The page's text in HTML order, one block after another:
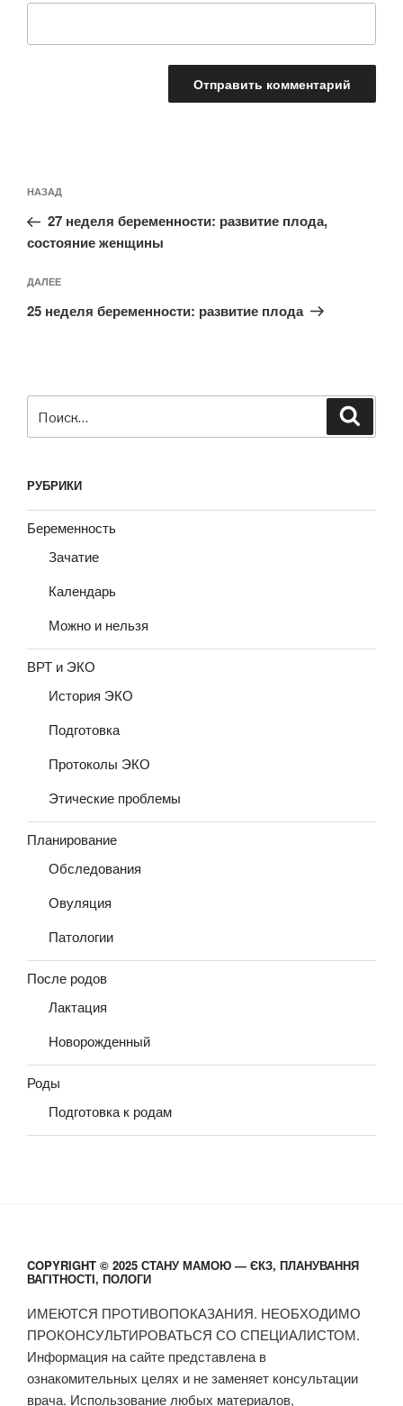
по
записям
Предыдущая
запись:
НАЗАД
27 неделя беременности: развитие плода,
состояние женщины
Следующая
запись
ДАЛЕЕ
25 неделя беременности: развитие плода
РУБРИКИ
Беременность
Зачатие
Календарь
Можно и нельзя
ВРТ и ЭКО
История ЭКО
Подготовка
Протоколы ЭКО
Этические проблемы
Планирование
Обследования
Овуляция
Патологии
После родов
Лактация
Новорожденный
Роды
Подготовка к родам
COPYRIGHT © 2025 СТАНУ МАМОЮ — ЄКЗ, ПЛАНУВАННЯ
ВАГІТНОСТІ, ПОЛОГИ
ИМЕЮТСЯ ПРОТИВОПОКАЗАНИЯ. НЕОБХОДИМО
ПРОКОНСУЛЬТИРОВАТЬСЯ СО СПЕЦИАЛИСТОМ.
Информация на сайте представлена в
ознакомительных целях и не заменяет консультации
врача. Использование любых материалов,